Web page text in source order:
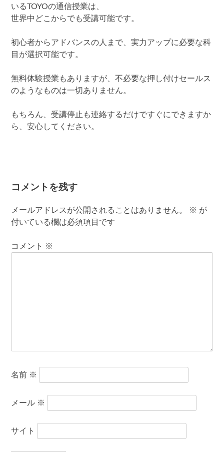
いるTOYOの通信授業は、
世界中どこからでも受講可能です。
初心者からアドバンスの人まで、実力アップに必要な科
目が選択可能です。
無料体験授業もありますが、不必要な押し付けセールス
のようなものは一切ありません。
もちろん、受講停止も連絡するだけですぐにできますか
ら、安心してください。
コメントを残す
メールアドレスが公開されることはありません。 ※ が
付いている欄は必須項目です
コメント ※
名前 ※
メール ※
サイト